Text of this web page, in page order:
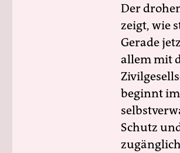
Der
zeigt, wie
Gerade
allem mit
beginnt
Schutz